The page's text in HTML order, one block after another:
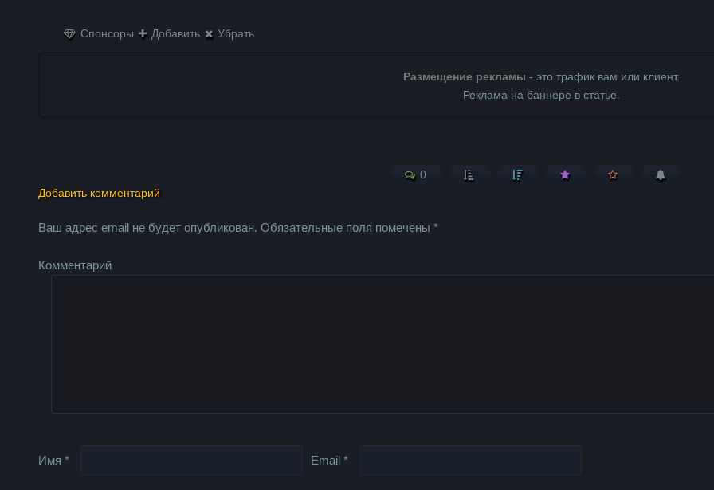
Спонсоры Добавить Убрать
Размещение рекламы - это трафик вам или клиент.
Реклама на баннере в статье.
0
Добавить комментарий
Ваш адрес email не будет опубликован. Обязательные поля помечены*
Комментарий
Имя* Email*